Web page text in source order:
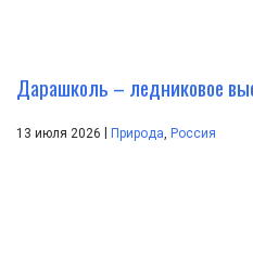
Дарашколь – ледниковое
13 июля 2026 Природа, Россия